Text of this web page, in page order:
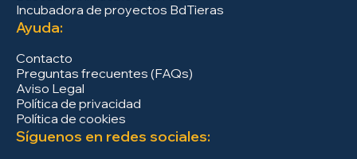
Incubadora de proyectos BdTieras
Ayuda:
Contacto
Preguntas frecuentes (FAQs)
Aviso Legal
Política de privacidad
Política de cookies
Síguenos en redes sociales: